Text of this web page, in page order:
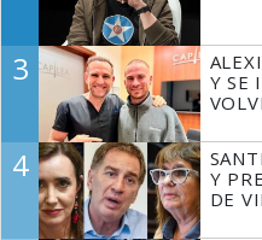
3
Y SE
4
Y
DE